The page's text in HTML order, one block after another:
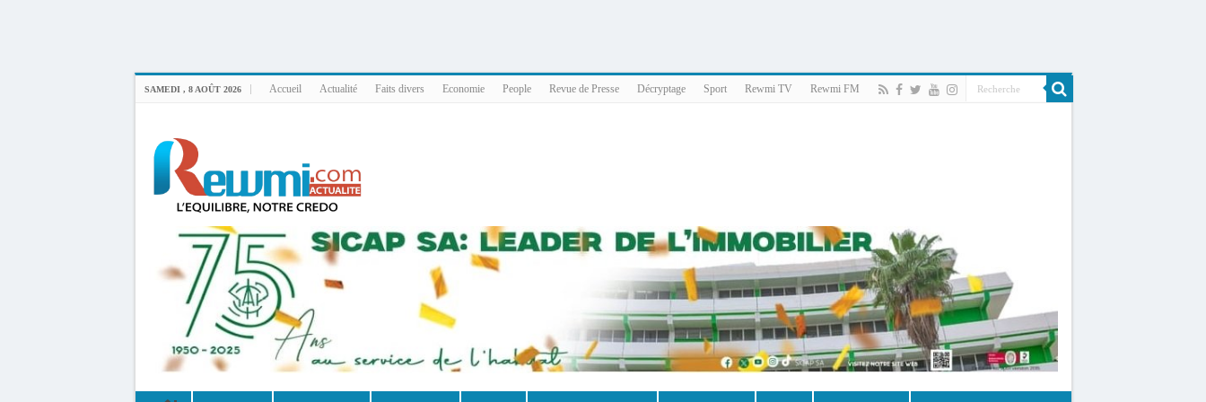
SAMEDI , 8 AOÛT 2026 Accueil Actualité Faits divers Economie People Revue de Presse Décryptage Sport Rewmi TV Rewmi FM